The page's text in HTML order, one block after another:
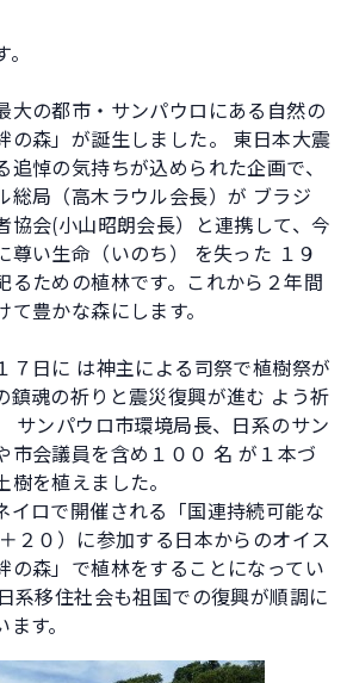
大の都市・サンパウロにある自然の
の森」が誕生しました。 東日本大震
追悼の気持ちが込められた企画で、
総局（高木ラウル会長）が ブラジ
協会(小山昭朗会長）と連携して、今
尊い生命（いのち） を失った １９
るための植林です。これから２年間
豊かな森にします。
７日に は神主による司祭で植樹祭が
鎮魂の祈りと震災復興が進む よう祈
サンパウロ市環境局長、日系のサン
市会議員を含め１００ 名 が１本づ
樹を植えました。
イロで開催される「国連持続可能な
２０）に参加する日本からのオイス
の森」で植林をすることになってい
系移住社会も祖国での復興が順調に
す。